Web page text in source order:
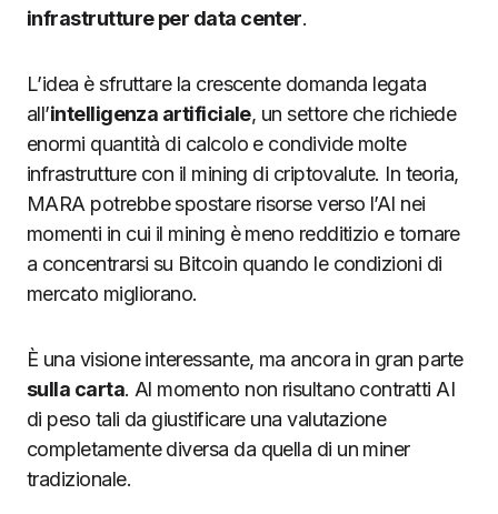
infrastrutture per data center.
L’idea è sfruttare la crescente domanda legata
all’intelligenza artificiale, un settore che richiede
enormi quantità di calcolo e condivide molte
infrastrutture con il mining di criptovalute. In teoria,
MARA potrebbe spostare risorse verso l’AI nei
momenti in cui il mining è meno redditizio e tornare
a concentrarsi su Bitcoin quando le condizioni di
mercato migliorano.
È una visione interessante, ma ancora in gran parte
sulla carta. Al momento non risultano contratti AI
di peso tali da giustificare una valutazione
completamente diversa da quella di un miner
tradizionale.